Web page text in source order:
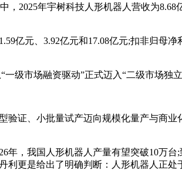
2025年宇树科技人形机器人营收为8.68
亿元、3.92亿元和17.08亿元;扣非归母净
级市场融资驱动”正式迈入“二级市场独立
证、小批量试产迈向规模化量产与商业
，我国人形机器人产量有望突破10万台
更是给出了明确判断：人形机器人正处